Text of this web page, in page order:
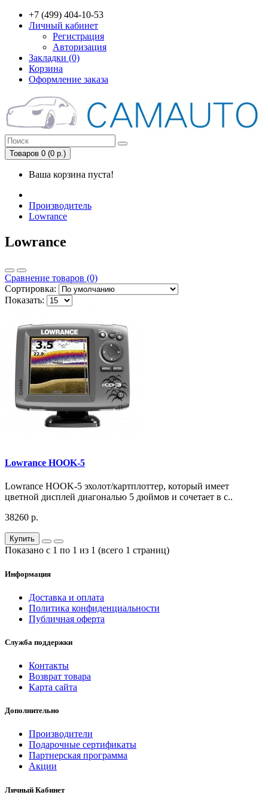
+7 (499) 404-10-53
Личный кабинет
Регистрация
Авторизация
Закладки (0)
Корзина
Оформление заказа
Товаров 0 (0 р.)
Ваша корзина пуста!
Производитель
Lowrance
Lowrance
Сравнение товаров (0)
Сортировка:
Показать:
Lowrance HOOK-5
Lowrance HOOK-5 эхолот/картплоттер, который имеет
цветной дисплей диагональю 5 дюймов и сочетает в с..
38260 р.
Купить
Показано с 1 по 1 из 1 (всего 1 страниц)
Информация
Доставка и оплата
Политика конфиденциальности
Публичная оферта
Служба поддержки
Контакты
Возврат товара
Карта сайта
Дополнительно
Производители
Подарочные сертификаты
Партнерская программа
Акции
Личный Кабинет